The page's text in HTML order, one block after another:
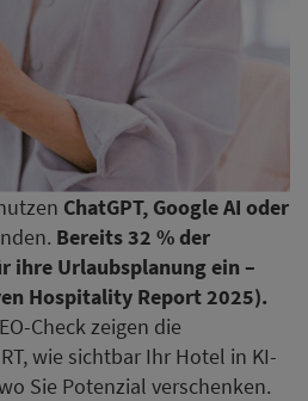
ChatGPT, Google AI oder
Bereits 32 % der
ihre Urlaubsplanung ein –
Hospitality Report 2025).
Check zeigen die
wie sichtbar Ihr Hotel in KI-
Sie Potenzial verschenken.